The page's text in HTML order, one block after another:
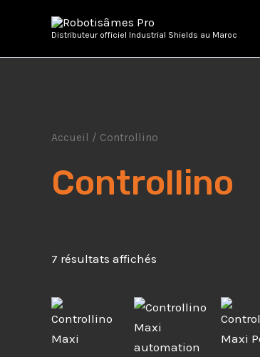
Distributeur officiel Industrial Shields au Maroc
Accueil / Controllino
Controllino
7 résultats affichés